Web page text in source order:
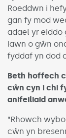
Roeddwn i
gan fy mod
adael yr eiddo
iawn o gŵn
fyddaf yn dod
Beth hoffech
cŵn cyn i chi
anifeiliaid
“Rhowch
cŵn yn